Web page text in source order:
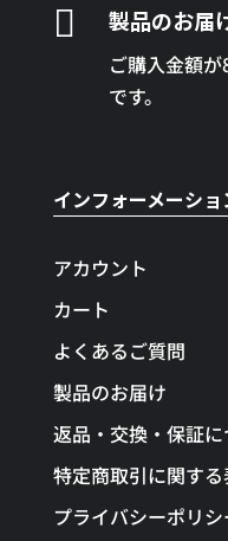
 製品のお届
ご購入金額
です。
インフォーメーショ
アカウント
カート
よくあるご質問
製品のお届け
返品・交換・保証に
特定商取引に関する
プライバシーポリシ